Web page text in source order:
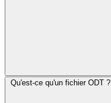
Qu'est-ce qu'un fichier ODT ?